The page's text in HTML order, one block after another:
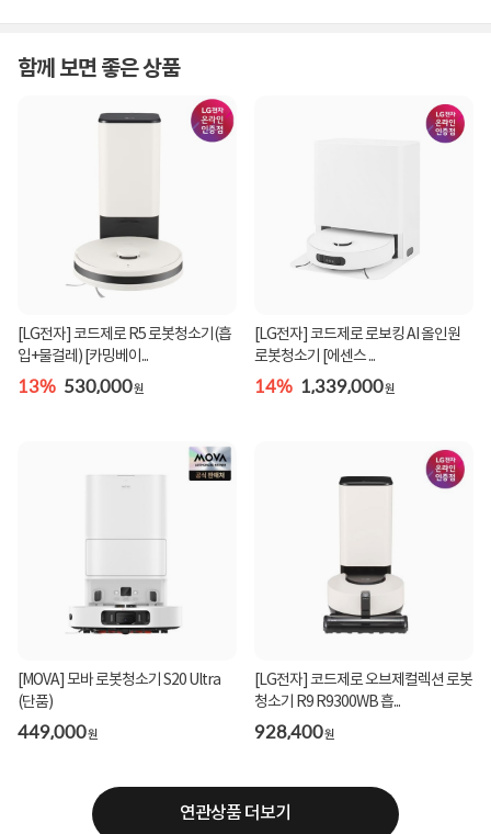
함께 보면 좋은 상품
[LG전자] 코드제로 R5 로봇청소기(흡
입+물걸레) [카밍베이...
13% 530,000원
[LG전자] 코드제로 로보킹 AI 올인원
로봇청소기 [에센스 ...
14% 1,339,000원
[MOVA] 모바 로봇청소기 S20 Ultra
(단품)
449,000원
[LG전자] 코드제로 오브제컬렉션 로봇
청소기 R9 R9300WB 흡...
928,400원
연관상품 더보기